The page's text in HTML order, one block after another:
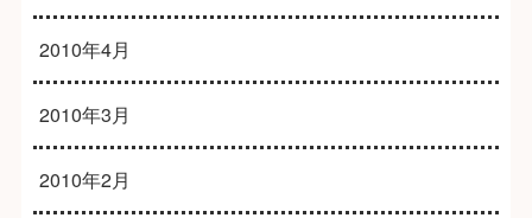
2010年4月
2010年3月
2010年2月